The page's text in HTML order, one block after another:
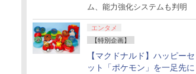
ム、能力強化システムも判明
エンタメ
【特別企画】
【マクドナルド】ハッピーセ
ット「ポケモン」を一足先に